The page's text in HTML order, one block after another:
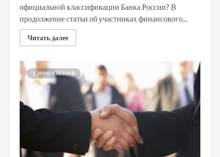
официальной классификации Банка России? В
продолжение статьи об участниках финансового...
Читать далее
1 МИН ЧТЕНИЯ